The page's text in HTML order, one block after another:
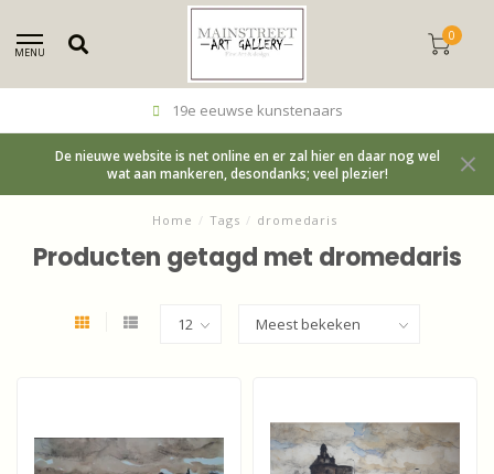
MENU
0
19e eeuwse kunstenaars
De nieuwe website is net online en er zal hier en daar nog wel
wat aan mankeren, desondanks; veel plezier!
Home / Tags / dromedaris
Producten getagd met dromedaris